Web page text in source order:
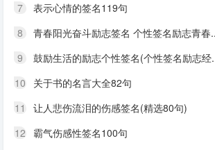
7
表示心情的签名119句
8
青春阳光奋斗励志签名 个性签名励志青春
9
鼓励生活的励志个性签名(个性签名励志经
10
关于书的名言大全82句
11
让人悲伤流泪的伤感签名(精选80句)
12 霸气伤感性签名100句